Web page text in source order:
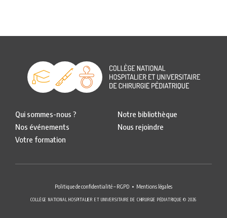
Qui sommes-nous ?
Nos événements
Votre formation
Notre bibliothèque
Nous rejoindre
Politique de confidentialité – RGPD Mentions légales
COLLÈGE NATIONAL HOSPITALIER ET UNIVERSITAIRE DE CHIRURGIE PÉDIATRIQUE © 2026